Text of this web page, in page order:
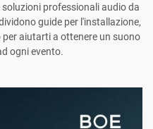
professionali audio da
guide per l'installazione,
aiutarti a ottenere un suono
ogni evento.